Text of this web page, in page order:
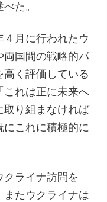
た。
月に行われたウ
両国間の戦略的パ
く評価している
これは正に未来へ
取り組まなければ
にこれに積極的に
クライナ訪問を
またウクライナは